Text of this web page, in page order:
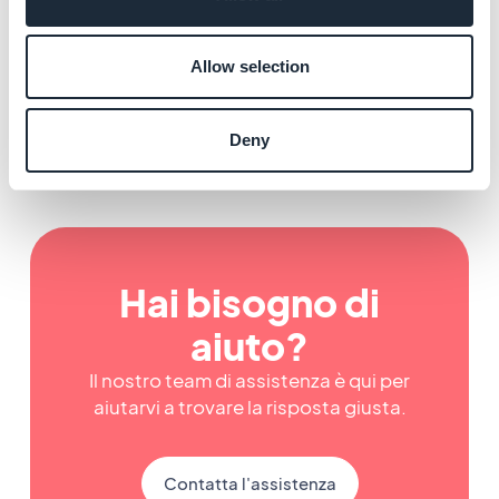
Allow selection
Deny
proprio back office
Hai bisogno di
aiuto?
Il nostro team di assistenza è qui per
aiutarvi a trovare la risposta giusta.
Contatta l'assistenza